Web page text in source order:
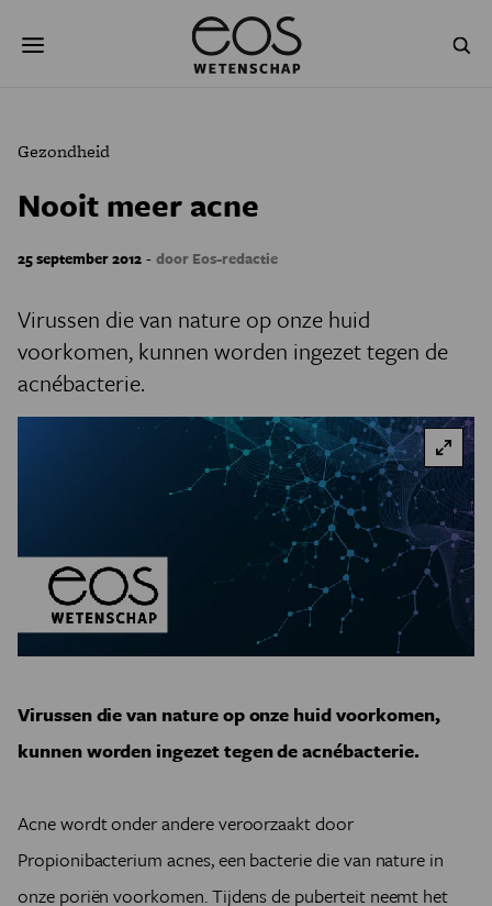
naar
PODCAST
JONGE UITDAGERS
Gezondheid
Nooit meer acne
25 september 2012 - door Eos-redactie
Virussen die van nature op onze huid
voorkomen, kunnen worden ingezet tegen de
acnébacterie.
Virussen die van nature op onze huid voorkomen,
kunnen worden ingezet tegen de acnébacterie.
Acne wordt onder andere veroorzaakt door
Propionibacterium acnes, een bacterie die van nature in
onze poriën voorkomen. Tijdens de puberteit neemt het